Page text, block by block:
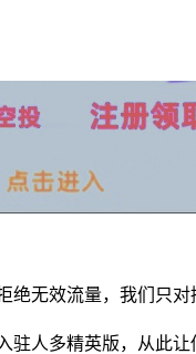
无效流量，我们只对
人多精英版，从此让